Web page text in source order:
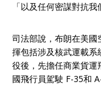
「以及任何密謀對抗
司法部說，布朗在美
揮包括涉及核武運載
役後，先擔任商業貨運
國飛行員駕駛 F-35和